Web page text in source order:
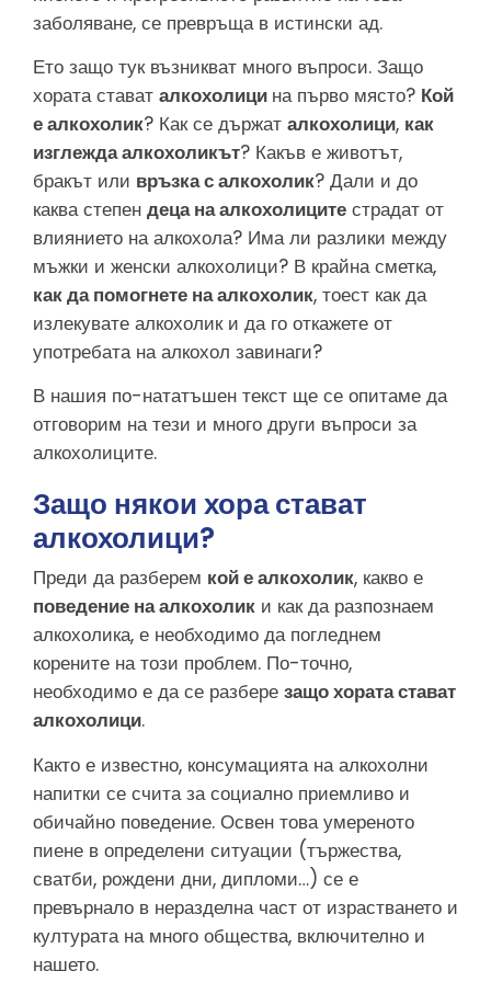
заболяване, се превръща в истински ад.
Ето защо тук възникват много въпроси. Защо
хората стават алкохолици на първо място? Кой
е алкохолик? Как се държат алкохолици, как
изглежда алкохоликът? Какъв е животът,
бракът или връзка с алкохолик? Дали и до
каква степен деца на алкохолиците страдат от
влиянието на алкохола? Има ли разлики между
мъжки и женски алкохолици? В крайна сметка,
как да помогнете на алкохолик, тоест как да
излекувате алкохолик и да го откажете от
употребата на алкохол завинаги?
В нашия по-нататъшен текст ще се опитаме да
отговорим на тези и много други въпроси за
алкохолиците.
Защо някои хора стават
алкохолици?
Преди да разберем кой е алкохолик, какво е
поведение на алкохолик и как да разпознаем
алкохолика, е необходимо да погледнем
корените на този проблем. По-точно,
необходимо е да се разбере защо хората стават
алкохолици.
Както е известно, консумацията на алкохолни
напитки се счита за социално приемливо и
обичайно поведение. Освен това умереното
пиене в определени ситуации (тържества,
сватби, рождени дни, дипломи…) се е
превърнало в неразделна част от израстването и
културата на много общества, включително и
нашето.